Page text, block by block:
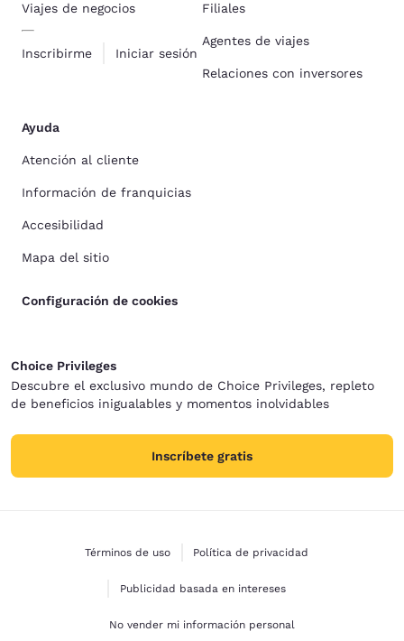
Viajes de negocios
Inscribirme Iniciar sesión
Filiales
Agentes de viajes
Relaciones con inversores
Ayuda
Atención al cliente
Información de franquicias
Accesibilidad
Mapa del sitio
Configuración de cookies
Choice Privileges
Descubre el exclusivo mundo de Choice Privileges, repleto
de beneficios inigualables y momentos inolvidables
Inscríbete gratis
Términos de uso Política de privacidad
Publicidad basada en intereses
No vender mi información personal